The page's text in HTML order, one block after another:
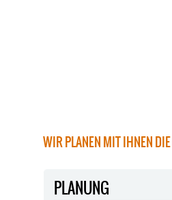
WIR PLANEN MIT IHNEN
PLANUNG